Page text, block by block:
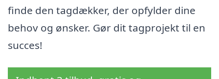
finde den tagdækker, der opfylder dine
behov og ønsker. Gør dit tagprojekt til en
succes!